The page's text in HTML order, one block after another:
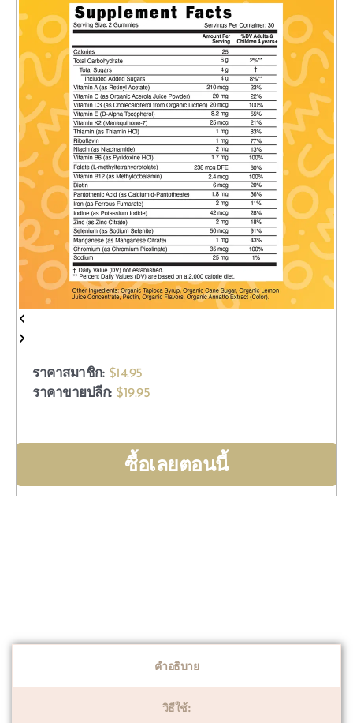
ราคาสมาชิก: $14.95
ราคาขายปลีก: $19.95
ซื้อเลยตอนนี้
คำอธิบาย
วิธีใช้: